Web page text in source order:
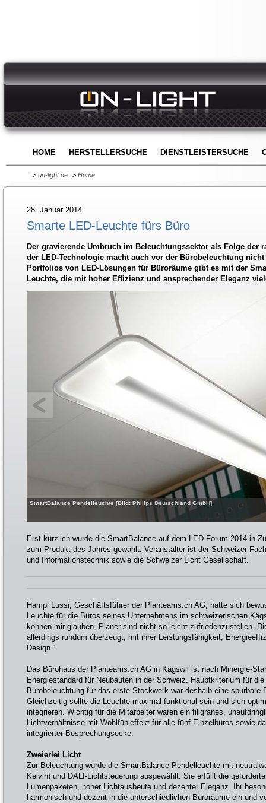
HOME HERSTELLERSUCHE DIENSTLEISTERSUCHE
> on-light.de > Home
28. Januar 2014
Smarte LED-Leuchte fürs Büro
Der gravierende Umbruch im Beleuchtungssektor als Folge der
der LED-Technologie macht auch vor der Bürobeleuchtung
Portfolios von LED-Lösungen für Büroräume gibt es mit der
Leuchte, die mit hoher Effizienz und ansprechender Eleganz
SmartBalance Pendelleuchte [Bild: Philips Deutschland GmbH]
Erst kürzlich wurde die SmartBalance auf dem LED-Forum 2014 in
zum Produkt des Jahres gewählt. Veranstalter ist der Schweizer
und Informationstechnik sowie die Schweizer Licht Gesellschaft.
Hampi Lussi, Geschäftsführer der Planteams.ch AG, hatte sich
Leuchte für die Büros seines Unternehmens im schweizerischen
können mir glauben, Planer sind nicht so leicht zufriedenzustellen.
allerdings rundum überzeugt, mit ihrer Leistungsfähigkeit,
Design.“
Das Bürohaus der Planteams.ch AG in Kägswil ist nach Minergie-
Energiestandard für Neubauten in der Schweiz. Hauptkriterium für
Bürobeleuchtung für das erste Stockwerk war deshalb eine spürbare
Gleichzeitig sollte die Leuchte maximal funktional sein und sich
integrieren. Wichtig für die Mitarbeiter waren ein filigranes,
Lichtverhältnisse mit Wohlfühleffekt für alle fünf Einzelbüros sowie
integrierter Besprechungsecke.
Zweierlei Licht
Zur Beleuchtung wurde die SmartBalance Pendelleuchte mit
Kelvin) und DALI-Lichtsteuerung ausgewählt. Sie erfüllt die
Lumenpaketen, hoher Lichtausbeute und dezenter Eleganz. Ihr
harmonisch und dezent in die unterschiedlichen Büroräume ein und